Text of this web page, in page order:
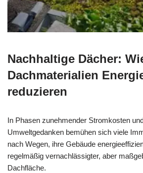
Nachhaltige Dächer:
Dachmaterialien
reduzieren
In Phasen zunehmender Stromkosten
Umweltgedanken bemühen sich viele
nach Wegen, ihre Gebäude
regelmäßig vernachlässigter, aber
Dachfläche.